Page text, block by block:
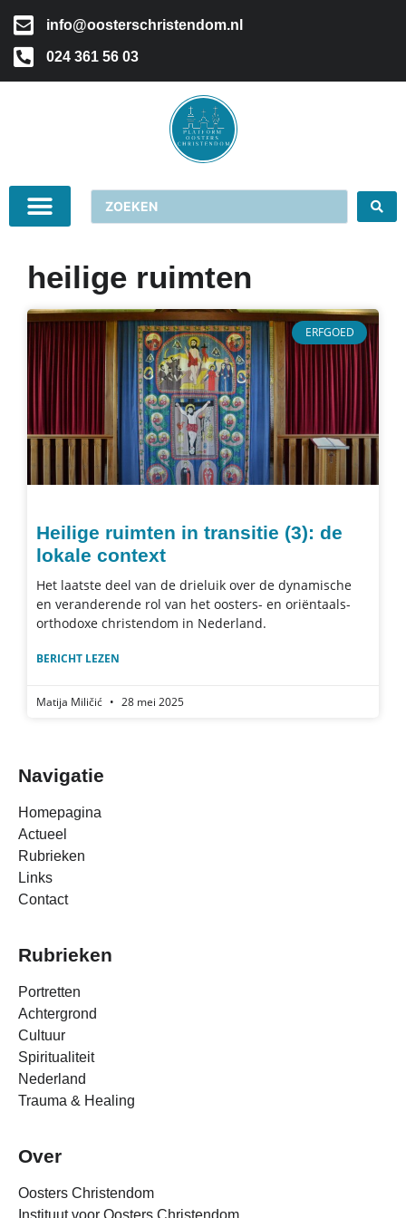
info@oosterschristendom.nl
024 361 56 03
heilige ruimten
ERFGOED
Heilige ruimten in transitie (3): de
lokale context
Het laatste deel van de drieluik over de dynamische
en veranderende rol van het oosters- en oriëntaals-
orthodoxe christendom in Nederland.
BERICHT LEZEN
Matija Miličić 28 mei 2025
Navigatie
Homepagina
Actueel
Rubrieken
Links
Contact
Rubrieken
Portretten
Achtergrond
Cultuur
Spiritualiteit
Nederland
Trauma & Healing
Over
Oosters Christendom
Instituut voor Oosters Christendom